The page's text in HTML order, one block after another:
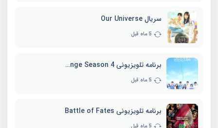
سریال Our Universe
5 ماه قبل
برنامه تلویزیونی EXchange Season 4
5 ماه قبل
برنامه تلویزیونی Battle of Fates
5 ماه قبل